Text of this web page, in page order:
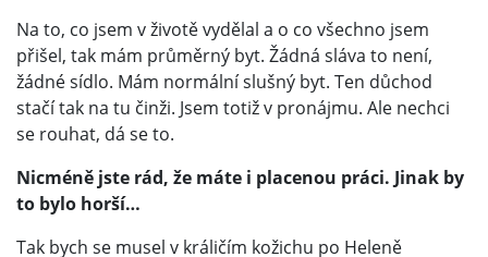
Na to, co jsem v životě vydělal a o co všechno jsem
přišel, tak mám průměrný byt. Žádná sláva to není,
žádné sídlo. Mám normální slušný byt. Ten důchod
stačí tak na tu činži. Jsem totiž v pronájmu. Ale nechci
se rouhat, dá se to.
Nicméně jste rád, že máte i placenou práci. Jinak by
to bylo horší…
Tak bych se musel v králičím kožichu po Heleně